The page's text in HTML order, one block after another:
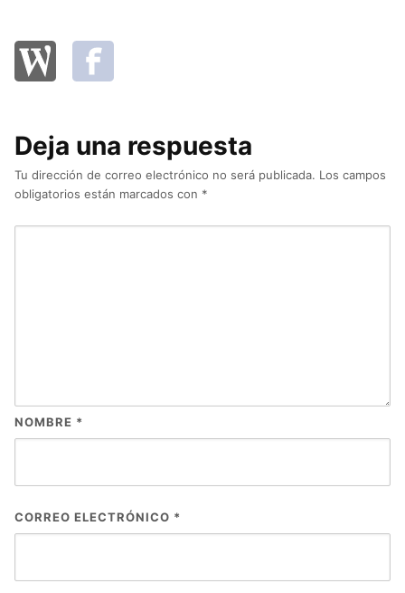
Deja una respuesta
Tu dirección de correo electrónico no será publicada. Los campos
obligatorios están marcados con *
NOMBRE *
CORREO ELECTRÓNICO *